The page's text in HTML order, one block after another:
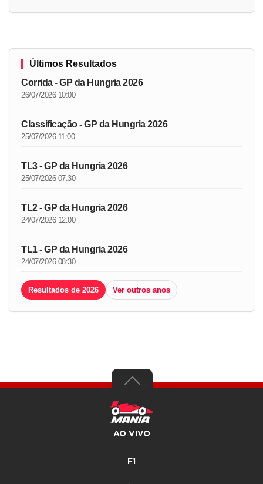
Últimos Resultados
Corrida - GP da Hungria 2026
26/07/2026 10:00
Classificação - GP da Hungria 2026
25/07/2026 11:00
TL3 - GP da Hungria 2026
25/07/2026 07:30
TL2 - GP da Hungria 2026
24/07/2026 12:00
TL1 - GP da Hungria 2026
24/07/2026 08:30
Resultados de 2026 Ver outros anos
AO VIVO
F1